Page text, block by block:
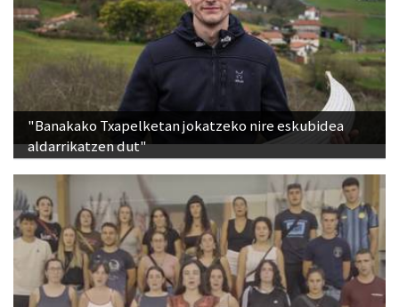
"Banakako Txapelketan jokatzeko nire eskubidea
aldarrikatzen dut"